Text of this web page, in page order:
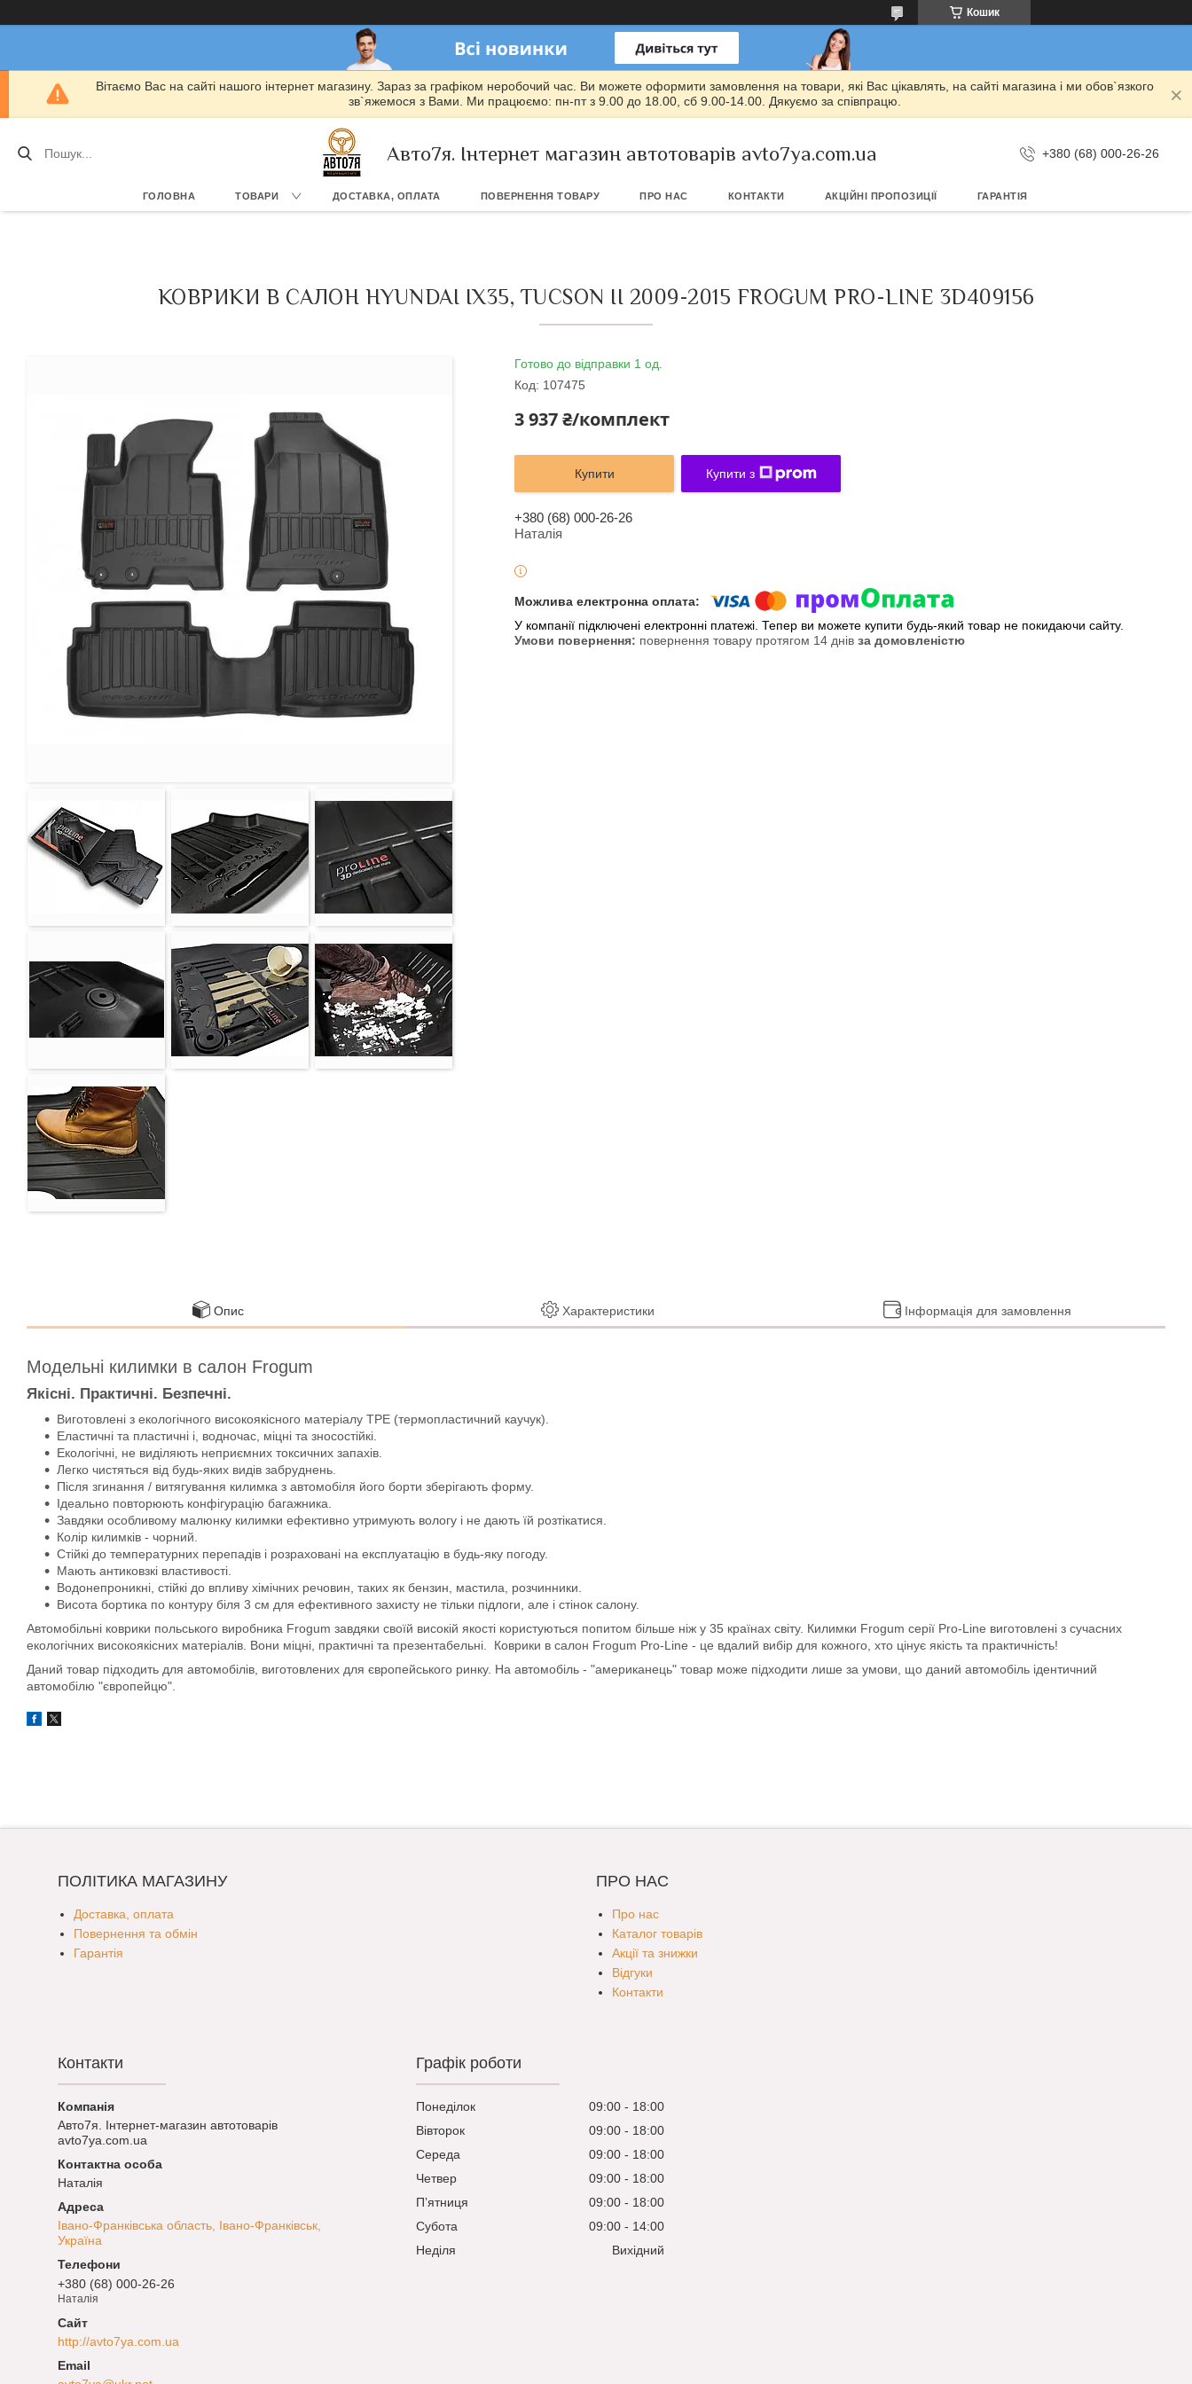
Кошик
Вітаємо Вас на сайті нашого інтернет магазину. Зараз за графіком неробочий час. Ви можете оформити замовлення на товари, які Вас цікавлять, на сайті магазина і ми обов`язкого
зв`яжемося з Вами. Ми працюємо: пн-пт з 9.00 до 18.00, сб 9.00-14.00. Дякуємо за співпрацю.
Авто7я. Інтернет магазин автотоварів avto7ya.com.ua +380 (68) 000-26-26
ГОЛОВНА ТОВАРИ ДОСТАВКА, ОПЛАТА ПОВЕРНЕННЯ ТОВАРУ ПРО НАС КОНТАКТИ АКЦІЙНІ ПРОПОЗИЦІЇ ГАРАНТІЯ
КОВРИКИ В САЛОН HYUNDAI IX35, TUCSON II 2009-2015 FROGUM PRO-LINE 3D409156
Готово до відправки 1 од.
Код: 107475
3 937 ₴/комплект
Купити Купити з
+380 (68) 000-26-26
Наталія
У компанії підключені електронні платежі. Тепер ви можете купити будь-який товар не покидаючи сайту.
повернення товару протягом 14 днів за домовленістю
Опис Характеристики Інформація для замовлення
Модельні килимки в салон Frogum
Якісні. Практичні. Безпечні.
Виготовлені з екологічного високоякісного матеріалу TPE (термопластичний каучук).
Еластичні та пластичні і, водночас, міцні та зносостійкі.
Екологічні, не виділяють неприємних токсичних запахів.
Легко чистяться від будь-яких видів забруднень.
Після згинання / витягування килимка з автомобіля його борти зберігають форму.
Ідеально повторюють конфігурацію багажника.
Завдяки особливому малюнку килимки ефективно утримують вологу і не дають їй розтікатися.
Колір килимків - чорний.
Стійкі до температурних перепадів і розраховані на експлуатацію в будь-яку погоду.
Мають антиковзкі властивості.
Водонепроникні, стійкі до впливу хімічних речовин, таких як бензин, мастила, розчинники.
Висота бортика по контуру біля 3 см для ефективного захисту не тільки підлоги, але і стінок салону.
Автомобільні коврики польського виробника Frogum завдяки своїй високій якості користуються попитом більше ніж у 35 країнах світу. Килимки Frogum серії Pro-Line виготовлені з сучасних
екологічних високоякісних матеріалів. Вони міцні, практичні та презентабельні. Коврики в салон Frogum Pro-Line - це вдалий вибір для кожного, хто цінує якість та практичність!
Даний товар підходить для автомобілів, виготовлених для європейського ринку. На автомобіль - "американець" товар може підходити лише за умови, що даний автомобіль ідентичний
автомобілю "європейцю".
ПОЛІТИКА МАГАЗИНУ
Доставка, оплата
Повернення та обмін
Гарантія
ПРО НАС
Про нас
Каталог товарів
Акції та знижки
Відгуки
Контакти
Контакти
Авто7я. Інтернет-магазин автотоварів
avto7ya.com.ua
Наталія
Івано-Франківська область, Івано-Франківськ,
Україна
+380 (68) 000-26-26
Наталія
http://avto7ya.com.ua
Графік роботи
Понеділок 09:00
18:00
Вівторок
09:00
18:00
Середа
09:00
18:00
Четвер
09:00
18:00
Пʼятниця
09:00
18:00
Субота
09:00
14:00
Неділя
Вихідний